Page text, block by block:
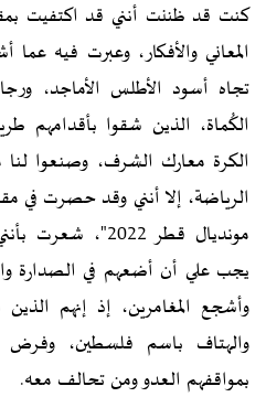
كنت قد ظننت أنني قد اكتفيت
المعاني والأفكار، وعبرت فيه
تجاه أسود الأطلس الأماجد،
الكُماة، الذين شقوا بأقدامهم
الكرة معارك الشرف، وصنعوا لنا
الرياضة، إلا أنني وقد حصرت في
مونديال قطر
يجب علي أن أضعهم في الصدارة
وأشجع المغامرين، إذ إنهم
والهتاف باسم فلسطين، وفرض
بمواقفهم العدو ومن تحالف معه.